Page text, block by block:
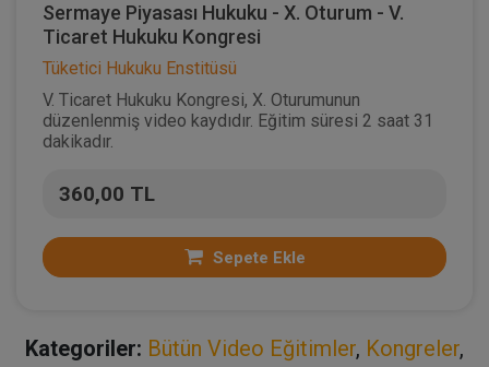
Sermaye Piyasası Hukuku - X. Oturum - V.
Ticaret Hukuku Kongresi
Tüketici Hukuku Enstitüsü
V. Ticaret Hukuku Kongresi, X. Oturumunun
düzenlenmiş video kaydıdır. Eğitim süresi 2 saat 31
dakikadır.
360,00 TL
Sepete Ekle
Kategoriler: Bütün Video Eğitimler, Kongreler,